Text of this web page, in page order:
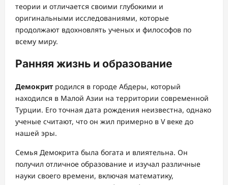
теории и отличается своими глубокими и
оригинальными исследованиями, которые
продолжают вдохновлять ученых и философов по
всему миру.
Ранняя жизнь и образование
Демокрит родился в городе Абдеры, который
находился в Малой Азии на территории современной
Турции. Его точная дата рождения неизвестна, однако
ученые считают, что он жил примерно в V веке до
нашей эры.
Семья Демокрита была богата и влиятельна. Он
получил отличное образование и изучал различные
науки своего времени, включая математику,